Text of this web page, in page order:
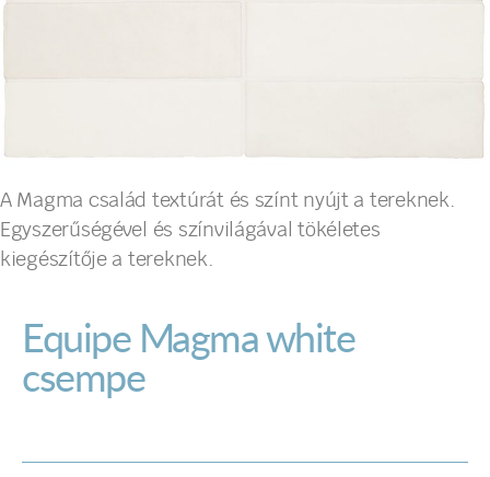
A Magma család textúrát és színt nyújt a tereknek.
Egyszerűségével és színvilágával tökéletes
kiegészítője a tereknek.
Equipe Magma white
csempe